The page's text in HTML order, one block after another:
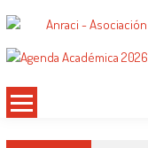
al
contenidoANRACI –
Condiciones de